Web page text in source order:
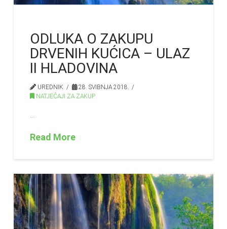
ODLUKA O ZAKUPU
DRVENIH KUĆICA – ULAZ
II HLADOVINA
UREDNIK
28. SVIBNJA 2018.
NATJEČAJI ZA ZAKUP
…
Read More